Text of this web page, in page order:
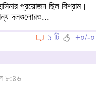
প্রয়োজন ছিল বিশ্রাম।
দলগুলোরও...
১ টি
+০/-০
৮:৪৬